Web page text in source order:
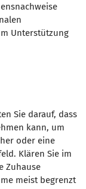
Unterstützung
Sie darauf, dass
kann, um
oder eine
Klären Sie im
Zuhause
meist begrenzt